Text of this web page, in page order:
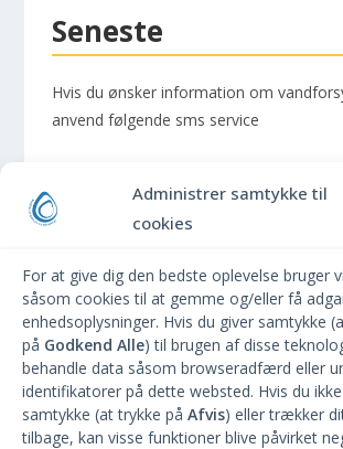
Administrer samtykke til
cookies
For at give dig den bedste oplevelse bruger
såsom cookies til at gemme og/eller få
enhedsoplysninger. Hvis du giver samtykke
på Godkend Alle) til brugen af disse
behandle data såsom browseradfærd eller
identifikatorer på dette websted. Hvis du
samtykke (at trykke på Afvis) eller trækker
tilbage, kan visse funktioner blive påvirket
Seneste
Hvis du ønsker information om
anvend følgende sms service
til- og afmelding foregår ved at gå ind på
http://morsoeforsyning.dk/øens-
foregår ved at gå ind påhttp://
øens-vandvaerker
Generalforsamling den 20/02-2026 kl.
Ørndrupvej 53 (Karby Skytteforening)
vedtægterne. mvh Bestyrelsen